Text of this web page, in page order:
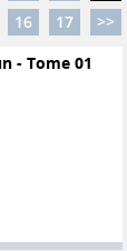
16 17
>>
- Tome 01